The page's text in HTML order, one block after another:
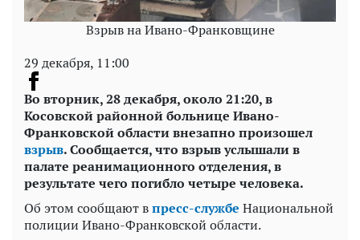
Взрыв на Ивано-Франковщине
29 декабря, 11:00
Во вторник, 28 декабря, около 21:20, в
Косовской районной больнице Ивано-
Франковской области внезапно произошел
взрыв. Сообщается, что взрыв услышали в
палате реанимационного отделения, в
результате чего погибло четыре человека.
Об этом сообщаютвпресс-службе Национальной
полиции Ивано-Франковской области.